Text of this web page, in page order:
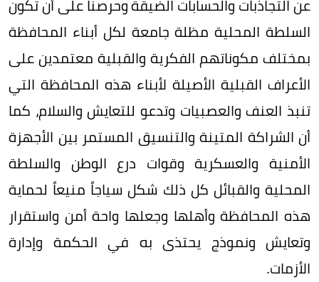
السلطة المحلية مظلة جامعة لكل أبناء المحافظة
بمختلف مكوناتهم الفكرية والقبلية معتمدين على
الأعراف القبلية الأصيلة لأبناء هذه المحافظة التي
تنبذ العنف والعصبيات وتدعو للتعايش والسلام، كما
أن الشراكة المتينة والتنسيق المستمر بين الأجهزة
الأمنية والعسكرية وقوات درع الوطن والسلطة
المحلية والقبائل كل ذلك شكل سياجاً منيعاً لحماية
هذه المحافظة وأهلها وجعلها واحة أمن واستقرار
وتعايش ونموذج يحتذى به في الحكمة وإدارة
الأزمات.